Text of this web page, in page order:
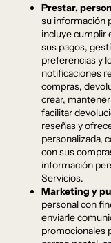
Prestar,
su información
incluye cumplir
sus pagos,
preferencias y
notificaciones
compras,
crear,
facilitar
reseñas y
personalizada,
con sus
información
Servicios.
Marketing y
personal con
enviarle
promocionales